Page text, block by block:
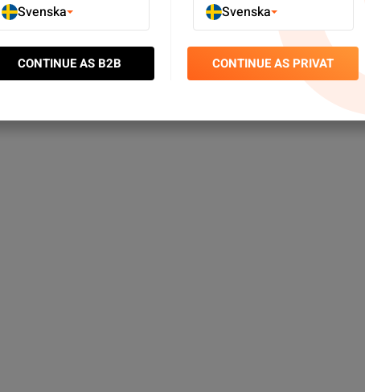
Galaxy Batterier - Mobilbatterier - Mobilreservdelar till
Svenska
CONTINUE AS B2B
Svenska
CONTINUE AS PRIVAT